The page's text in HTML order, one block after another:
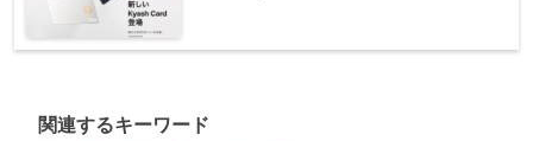
関連するキーワード